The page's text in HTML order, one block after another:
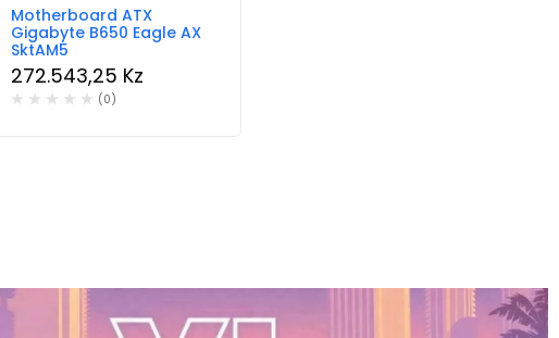
Motherboard ATX
Gigabyte B650 Eagle AX
SktAM5
272.543,25 Kz
(0)